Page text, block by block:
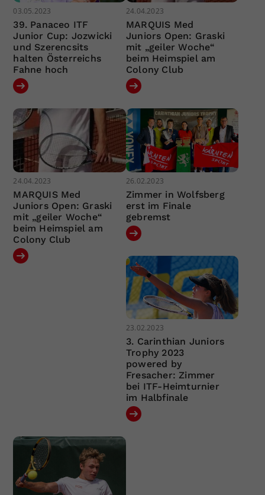
03.05.2023
39. Panaceo ITF
Junior Cup: Jozwicki
und Szerencsits
halten Österreichs
Fahne hoch
24.04.2023
MARQUIS Med
Juniors Open: Graski
mit „geiler Woche“
beim Heimspiel am
Colony Club
24.04.2023
MARQUIS Med
Juniors Open: Graski
mit „geiler Woche“
beim Heimspiel am
Colony Club
26.02.2023
Zimmer in Wolfsberg
erst im Finale
gebremst
23.02.2023
3. Carinthian Juniors
Trophy 2023
powered by
Fresacher: Zimmer
bei ITF-Heimturnier
im Halbfinale